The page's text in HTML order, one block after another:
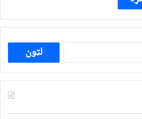
ددی
لپاره
لټون: